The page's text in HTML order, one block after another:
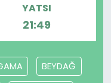
YATSI
21:49
BEYDAĞ